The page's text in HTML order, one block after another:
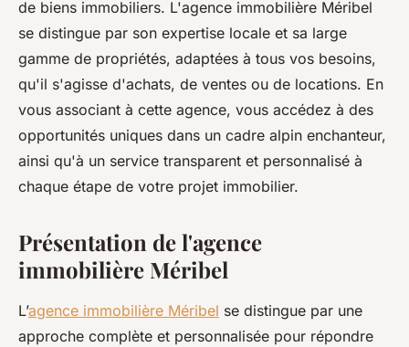
de biens immobiliers. L'agence immobilière Méribel
se distingue par son expertise locale et sa large
gamme de propriétés, adaptées à tous vos besoins,
qu'il s'agisse d'achats, de ventes ou de locations. En
vous associant à cette agence, vous accédez à des
opportunités uniques dans un cadre alpin enchanteur,
ainsi qu'à un service transparent et personnalisé à
chaque étape de votre projet immobilier.
Présentation de l'agence
immobilière Méribel
L’agence immobilière Méribel se distingue par une
approche complète et personnalisée pour répondre